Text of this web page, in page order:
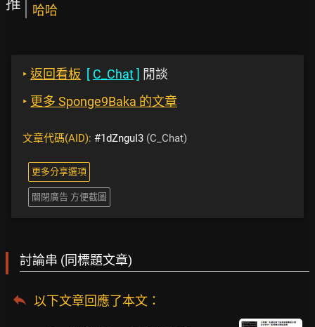
哈哈
‣ 返回看板 [ C_Chat] 閒談
‣ 更多 Sponge9Baka 的文章
文章代碼(AID): #1dZnguI3 (C_Chat)
更多分享選項
關閉廣告 方便截圖
討論串 (同標題文章)
以下文章回應了本文 ：